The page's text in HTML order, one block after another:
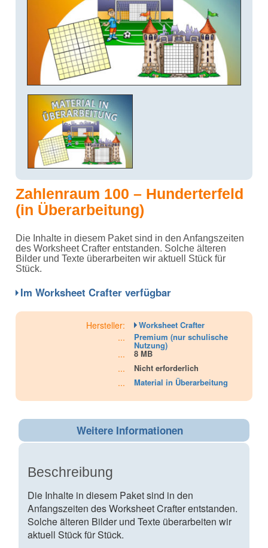
Zahlenraum 100 – Hunderterfeld
(in Überarbeitung)
Die Inhalte in diesem Paket sind in den Anfangszeiten
des Worksheet Crafter entstanden. Solche älteren
Bilder und Texte überarbeiten wir aktuell Stück für
Stück.
Im Worksheet Crafter verfügbar
Hersteller: Worksheet Crafter
... Premium (nur schulische
Nutzung)
... 8 MB
... Nicht erforderlich
... Material in Überarbeitung
Weitere Informationen
Beschreibung
Die Inhalte in diesem Paket sind in den
Anfangszeiten des Worksheet Crafter entstanden.
Solche älteren Bilder und Texte überarbeiten wir
aktuell Stück für Stück.